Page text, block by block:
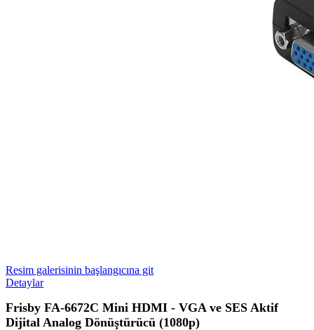
Resim galerisinin başlangıcına git
Detaylar
Frisby FA-6672C Mini HDMI - VGA ve SES Aktif
Dijital Analog Dönüştürücü (1080p)